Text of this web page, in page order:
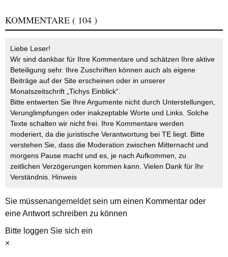
KOMMENTARE ( 104 )
Liebe Leser!
Wir sind dankbar für Ihre Kommentare und schätzen Ihre aktive
Beteiligung sehr. Ihre Zuschriften können auch als eigene
Beiträge auf der Site erscheinen oder in unserer
Monatszeitschrift „Tichys Einblick“.
Bitte entwerten Sie Ihre Argumente nicht durch Unterstellungen,
Verunglimpfungen oder inakzeptable Worte und Links. Solche
Texte schalten wir nicht frei. Ihre Kommentare werden
moderiert, da die juristische Verantwortung bei TE liegt. Bitte
verstehen Sie, dass die Moderation zwischen Mitternacht und
morgens Pause macht und es, je nach Aufkommen, zu
zeitlichen Verzögerungen kommen kann. Vielen Dank für Ihr
Verständnis. Hinweis
Sie müssenangemeldetsein um einen Kommentar oder
eine Antwort schreiben zu können
Bitte loggen Sie sich ein
×